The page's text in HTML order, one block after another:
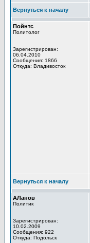
Вернуться к началу
Пойнтс
Политолог
Зарегистрирован:
06.04.2010
Сообщения: 1866
Откуда: Владивосток
Вернуться к началу
АЛанов
Политик
Зарегистрирован:
10.02.2009
Сообщения: 922
Откуда: Подольск